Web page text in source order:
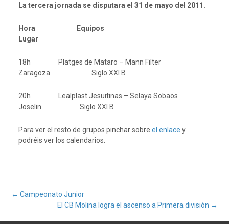
La tercera jornada se disputara el 31 de mayo del 2011.
Hora Equipos
Lugar
18h Platges de Mataro – Mann Filter
Zaragoza Siglo XXI B
20h Lealplast Jesuitinas – Selaya Sobaos
Joselin Siglo XXI B
Para ver el resto de grupos pinchar sobre el enlace y
podréis ver los calendarios.
Navegación
← Campeonato Junior
El CB Molina logra el ascenso a Primera división →